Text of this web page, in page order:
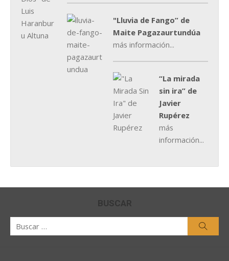
"Lluvia de Fango” de
Maite Pagazaurtundúa
más información...
“La mirada
sin ira” de
Javier
Rupérez
más
información...
BUSCAR